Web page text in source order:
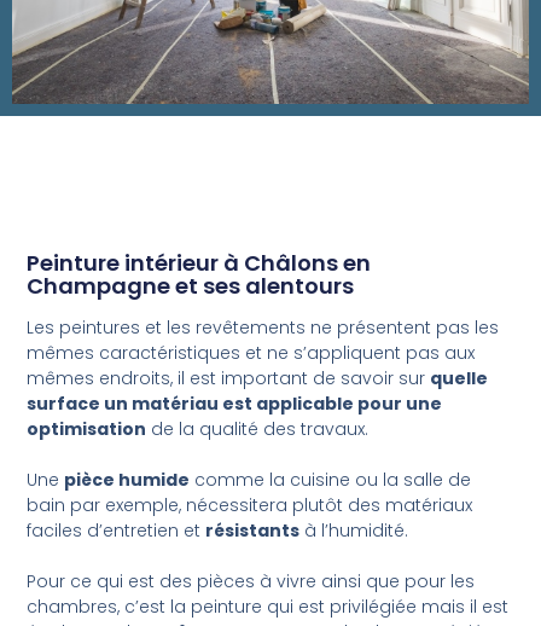
Peinture intérieur à Châlons en
Champagne et ses alentours
Les peintures et les revêtements ne présentent pas les
mêmes caractéristiques et ne s’appliquent pas aux
mêmes endroits, il est important de savoir sur quelle
surface un matériau est applicable pour une
optimisation de la qualité des travaux.
Une pièce humide comme la cuisine ou la salle de
bain par exemple, nécessitera plutôt des matériaux
faciles d’entretien et résistants à l’humidité.
Pour ce qui est des pièces à vivre ainsi que pour les
chambres, c’est la peinture qui est privilégiée mais il est